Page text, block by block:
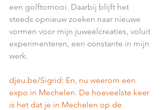
een golftornooi. Daarbij blijft het
steeds opnieuw zoeken naar nieuwe
vormen voor mijn juweelcreaties, voluit
experimenteren, een constante in mijn
werk.
djeu.be/Sigrid: En, nu weerom een
expo in Mechelen. De hoeveelste keer
is het dat je in Mechelen op de